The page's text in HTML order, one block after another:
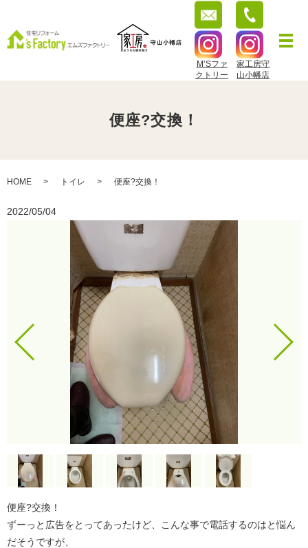
M’Sファ
クトリー
家工房守
山小幡店
便座?交換！
HOME トイレ 便座?交換！
2022/05/04
便座?交換！
ずーっと広告をとってあったけど、こんな事で電話するのはと悩ん
だそうですが、